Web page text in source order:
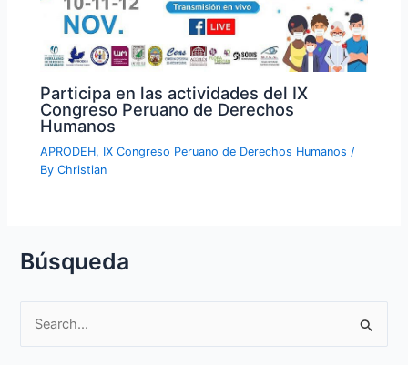
Participa en las actividades del IX
Congreso Peruano de Derechos
Humanos
APRODEH, IX Congreso Peruano de Derechos Humanos /
ByChristian
Búsqueda